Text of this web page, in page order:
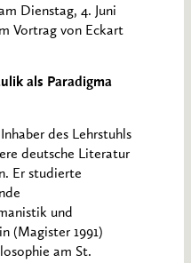
Dienstag, 4. Juni
Vortrag von Eckart
als Paradigma
des Lehrstuhls
deutsche Literatur
Er studierte
und
(Magister 1991)
am St.